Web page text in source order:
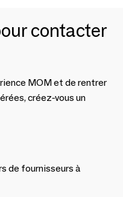
contacter
MOM et de rentrer
créez-vous un
de fournisseurs à